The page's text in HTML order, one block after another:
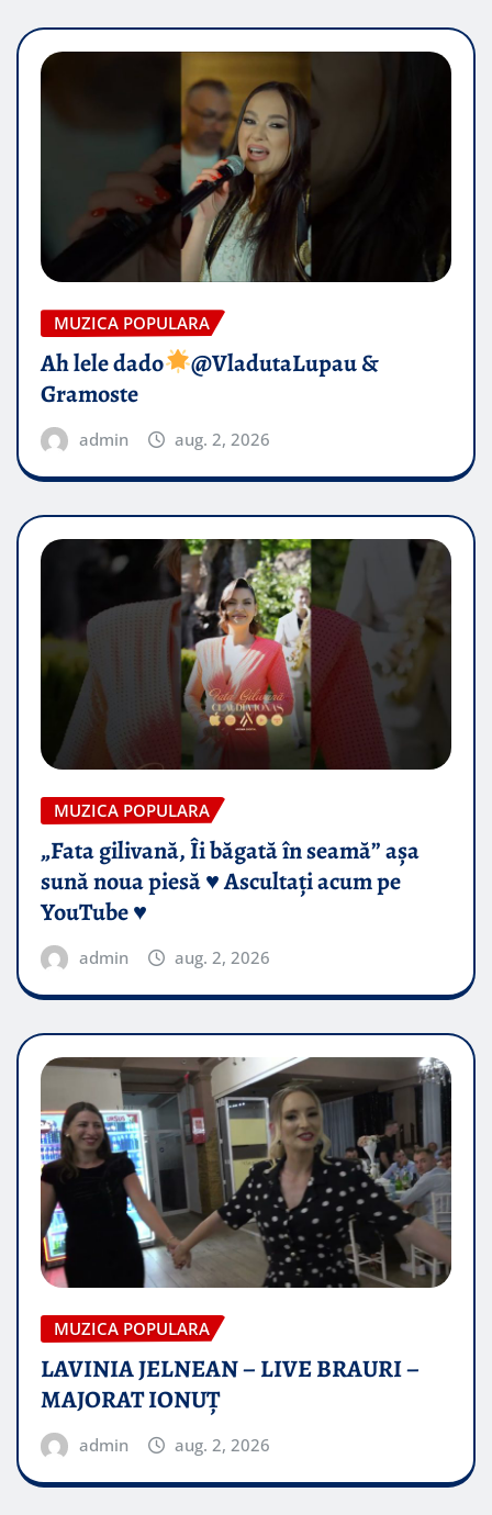
MUZICA POPULARA
Ah lele dado​
@VladutaLupau &
Gramoste
admin aug. 2, 2026
MUZICA POPULARA
„Fata gilivană, Îi băgată în seamă” așa
sună noua piesă ♥️ Ascultați acum pe
YouTube ♥️
admin aug. 2, 2026
MUZICA POPULARA
LAVINIA JELNEAN – LIVE BRAURI –
MAJORAT IONUŢ
admin aug. 2, 2026